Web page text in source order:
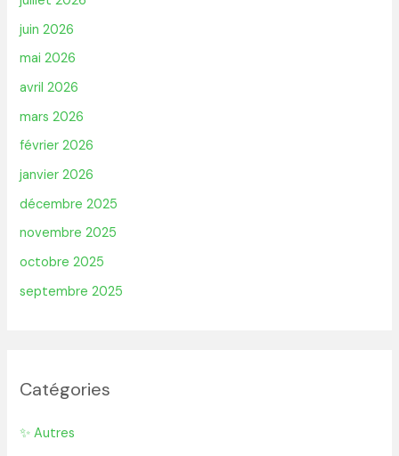
juin 2026
mai 2026
avril 2026
mars 2026
février 2026
janvier 2026
décembre 2025
novembre 2025
octobre 2025
septembre 2025
Catégories
✨ Autres